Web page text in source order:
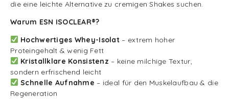
die eine leichte Alternative zu cremigen Shakes suchen.
Warum ESN ISOCLEAR®?
Hochwertiges Whey-Isolat– extrem hoher
Proteingehalt & wenig Fett
Kristallklare Konsistenz – keine milchige Textur,
sondern erfrischend leicht
Schnelle Aufnahme – ideal für den Muskelaufbau & die
Regeneration